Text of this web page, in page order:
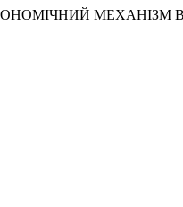
ЕКОНОМІЧНИЙ